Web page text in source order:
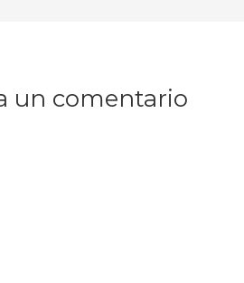
un comentario